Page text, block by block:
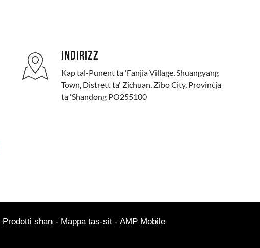
INDIRIZZ
Kap tal-Punent ta 'Fanjia Village, Shuangyang
Town, Distrett ta' Zichuan, Zibo City, Provinċja
ta 'Shandong PO255100
Prodotti sħan - Mappa tas-sit - AMP Mobile